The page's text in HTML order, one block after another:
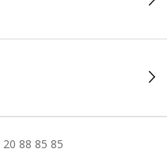
20 88 85 85